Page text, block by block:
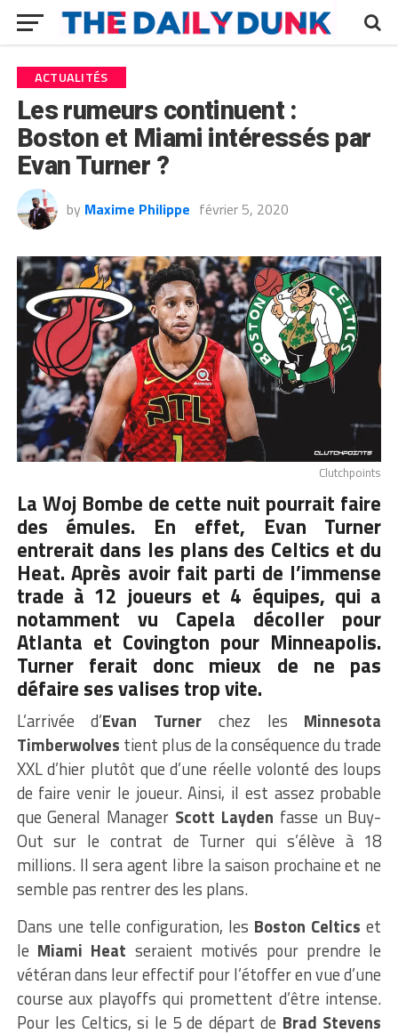
ACTUALITÉS
Les rumeurs continuent :
Boston et Miami intéressés par
Evan Turner ?
by Maxime Philippe février 5, 2020
Clutchpoints
La Woj Bombe de cette nuit pourrait faire
des émules. En effet, Evan Turner
entrerait dans les plans des Celtics et du
Heat. Après avoir fait parti de l’immense
trade à 12 joueurs et 4 équipes, qui a
notamment vu Capela décoller pour
Atlanta et Covington pour Minneapolis.
Turner ferait donc mieux de ne pas
défaire ses valises trop vite.
L’arrivée d’Evan Turner chez les Minnesota
Timberwolves tient plus de la conséquence du trade
XXL d’hier plutôt que d’une réelle volonté des loups
de faire venir le joueur. Ainsi, il est assez probable
que General Manager Scott Layden fasse un Buy-
Out sur le contrat de Turner qui s’élève à 18
millions. Il sera agent libre la saison prochaine et ne
semble pas rentrer des les plans.
Dans une telle configuration, les Boston Celtics et
le Miami Heat seraient motivés pour prendre le
vétéran dans leur effectif pour l’étoffer en vue d’une
course aux playoffs qui promettent d’être intense.
Pour les Celtics, si le 5 de départ de Brad Stevens